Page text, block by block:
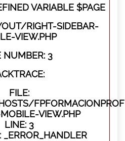
VARIABLE $PAGE
RIGHT-SIDEBAR-
VIEW.PHP
NUMBER: 3
FILE:
VIEW.PHP
LINE: 3
_ERROR_HANDLER